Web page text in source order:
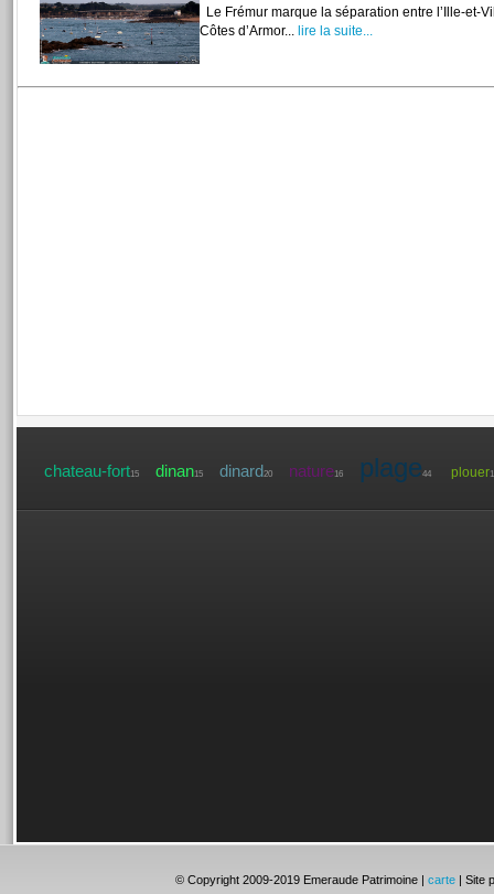
Le Frémur marque la séparation entre l’Ille-et-
Côtes d’Armor... lire la suite...
chateau-fort15 dinan15 dinard20 nature16 plage44 plouer
© Copyright 2009-2019 Emeraude Patrimoine |carte | Site